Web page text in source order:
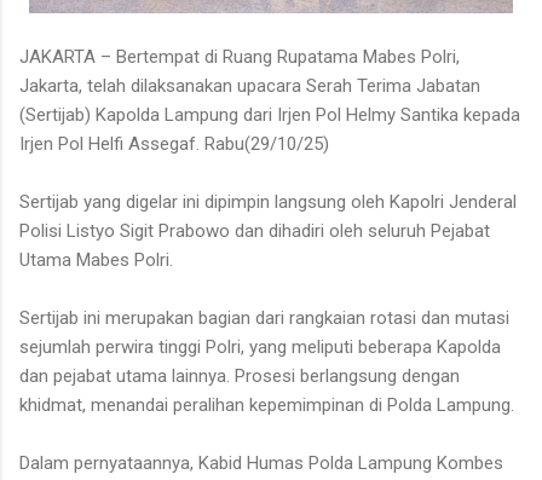
JAKARTA – Bertempat di Ruang Rupatama Mabes Polri,
Jakarta, telah dilaksanakan upacara Serah Terima Jabatan
(Sertijab) Kapolda Lampung dari Irjen Pol Helmy Santika kepada
Irjen Pol Helfi Assegaf. Rabu(29/10/25)
Sertijab yang digelar ini dipimpin langsung oleh Kapolri Jenderal
Polisi Listyo Sigit Prabowo dan dihadiri oleh seluruh Pejabat
Utama Mabes Polri.
Sertijab ini merupakan bagian dari rangkaian rotasi dan mutasi
sejumlah perwira tinggi Polri, yang meliputi beberapa Kapolda
dan pejabat utama lainnya. Prosesi berlangsung dengan
khidmat, menandai peralihan kepemimpinan di Polda Lampung.
Dalam pernyataannya, Kabid Humas Polda Lampung Kombes